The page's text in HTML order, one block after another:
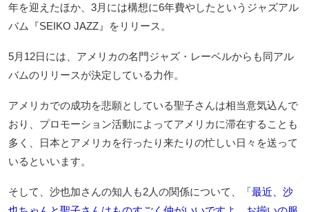
年を迎えたほか、3月には構想に6年費やしたというジャズアル
バム『SEIKO JAZZ』をリリース。
5月12日には、アメリカの名門ジャズ・レーベルからも同アル
バムのリリースが決定している力作。
アメリカでの成功を悲願としている聖子さんは相当意気込んで
おり、プロモーション活動によってアメリカに滞在することも
多く、日本とアメリカを行ったり来たりの忙しい日々を送って
いるといいます。
そして、沙也加さんの知人も2人の関係について、
「最近、沙